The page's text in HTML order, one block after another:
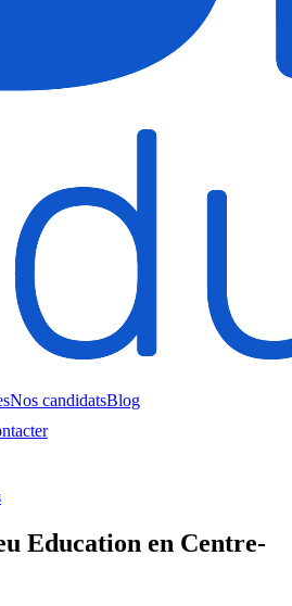
Nos candidatsBlog
Education en Centre-